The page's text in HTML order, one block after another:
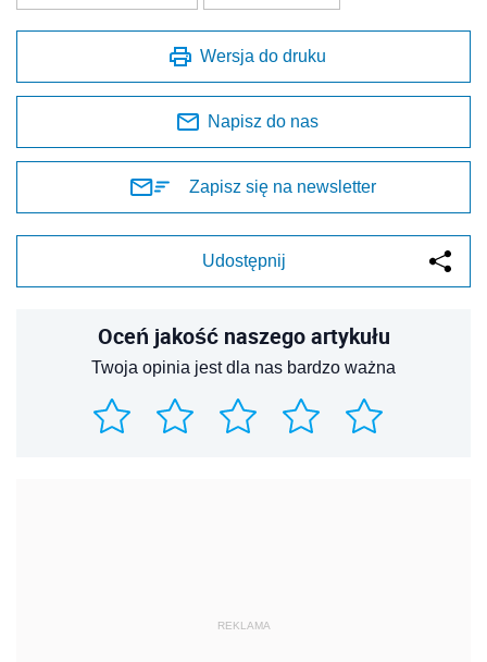
Wersja do druku
Napisz do nas
Zapisz się na newsletter
Udostępnij
Oceń jakość naszego artykułu
Twoja opinia jest dla nas bardzo ważna
REKLAMA